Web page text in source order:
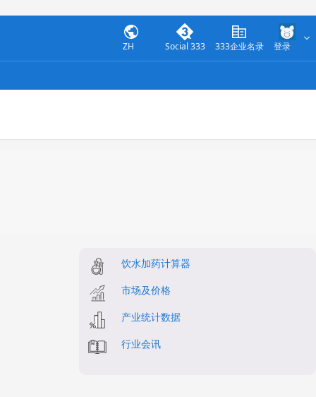
ZH Social 333 333企业名录 登录
饮水加药计算器
市场及价格
产业统计数据
行业会讯